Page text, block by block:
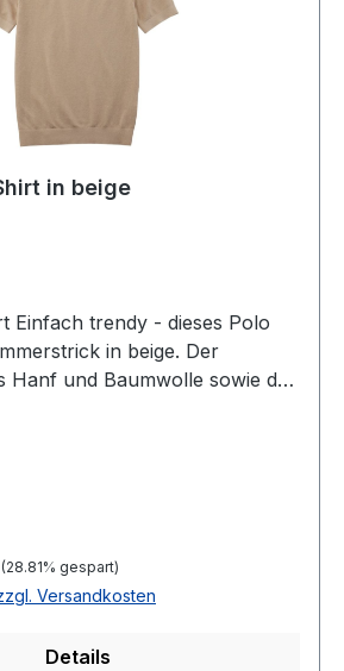
in beige
Einfach trendy - dieses Polo
in beige. Der
Hanf und Baumwolle sowie das
Modell Nr.:
Preis:
(28.81% gespart)
Versandkosten
Details